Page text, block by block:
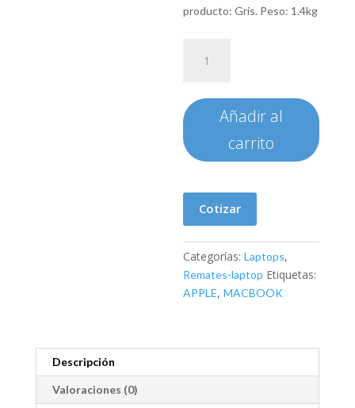
producto: Gris. Peso: 1.4kg
APPLE
PRO
13
MODELO
MNEJ3EA
Añadir al
carrito
Cotizar
Categorías:Laptops,
Remates-laptop Etiquetas:
APPLE,MACBOOK
Descripción
Valoraciones (0)